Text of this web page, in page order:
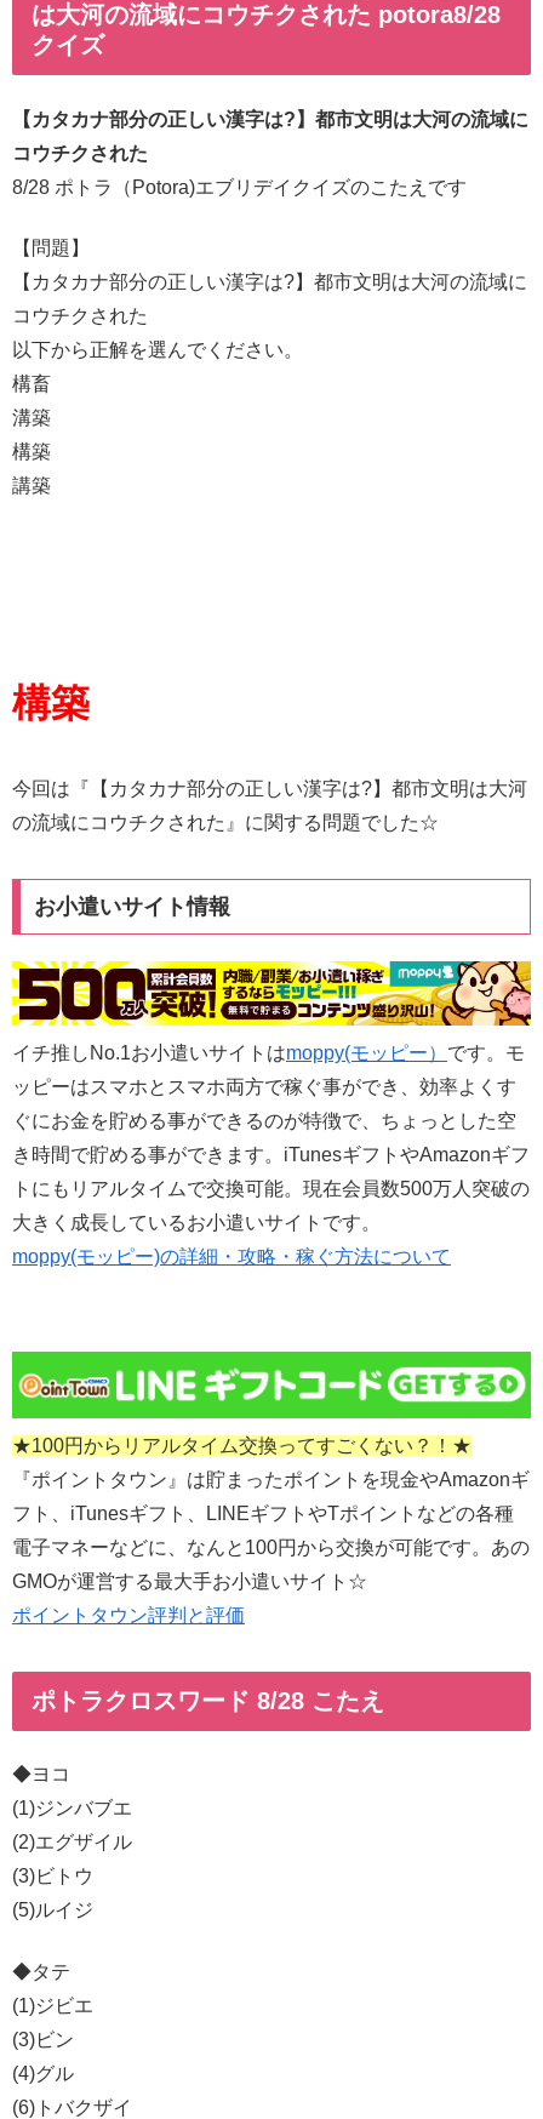
は大河の流域にコウチクされた potora8/28
クイズ
【カタカナ部分の正しい漢字は?】都市文明は大河の流域に
コウチクされた
8/28 ポトラ（Potora)エブリデイクイズのこたえです
【問題】
【カタカナ部分の正しい漢字は?】都市文明は大河の流域に
コウチクされた
以下から正解を選んでください。
構畜
溝築
構築
講築
構築
今回は『【カタカナ部分の正しい漢字は?】都市文明は大河
の流域にコウチクされた』に関する問題でした☆
お小遣いサイト情報
イチ推しNo.1お小遣いサイトはmoppy(モッピー） です。モ
ッピーはスマホとスマホ両方で稼ぐ事ができ、効率よくす
ぐにお金を貯める事ができるのが特徴で、ちょっとした空
き時間で貯める事ができます。iTunesギフトやAmazonギフ
トにもリアルタイムで交換可能。現在会員数500万人突破の
大きく成長しているお小遣いサイトです。
moppy(モッピー)の詳細・攻略・稼ぐ方法について
★100円からリアルタイム交換ってすごくない？！★
『ポイントタウン』は貯まったポイントを現金やAmazonギ
フト、iTunesギフト、LINEギフトやTポイントなどの各種
電子マネーなどに、なんと100円から交換が可能です。あの
GMOが運営する最大手お小遣いサイト☆
ポイントタウン評判と評価
ポトラクロスワード 8/28 こたえ
◆ヨコ
(1)ジンバブエ
(2)エグザイル
(3)ビトウ
(5)ルイジ
◆タテ
(1)ジビエ
(3)ビン
(4)グル
(6)トバクザイ